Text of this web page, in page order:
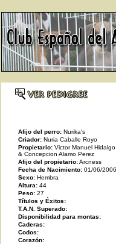
Afijo del perro:Nurika's
Criador:Nuria Caballe Royo
Propietario:Victor Manuel
& Concepcion Alamo Perez
Afijo del propietario:Arcness
Fecha de Nacimiento:01/06/2006
Sexo:Hembra
Altura:44
Peso:27
Títulos y Éxitos:
T.A.N. Superado:
Disponibilidad para montas:
Caderas:
Codos:
Corazón: